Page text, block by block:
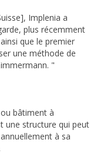
Implenia a
plus récemment
que le premier
une méthode de
"
bâtiment à
une structure qui peut
à sa